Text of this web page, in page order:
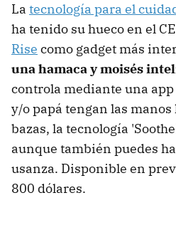
La tecnología para el
ha tenido su hueco en el
Rise como gadget más
una hamaca y moisés
controla mediante una
y/o papá tengan las
bazas, la tecnología
aunque también puedes
usanza. Disponible en
800 dólares.